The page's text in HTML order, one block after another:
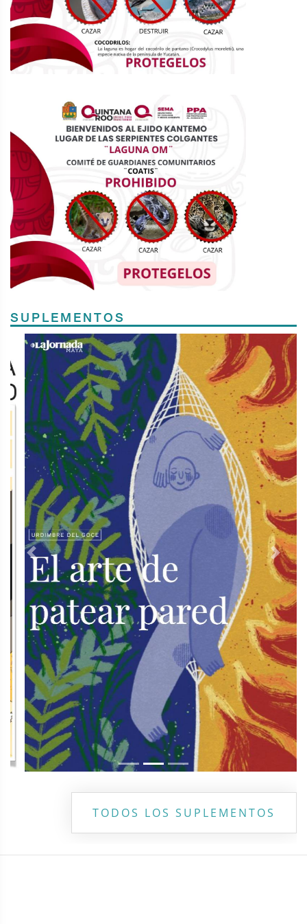
SUPLEMENTOS
Previous Next
TODOS LOS SUPLEMENTOS